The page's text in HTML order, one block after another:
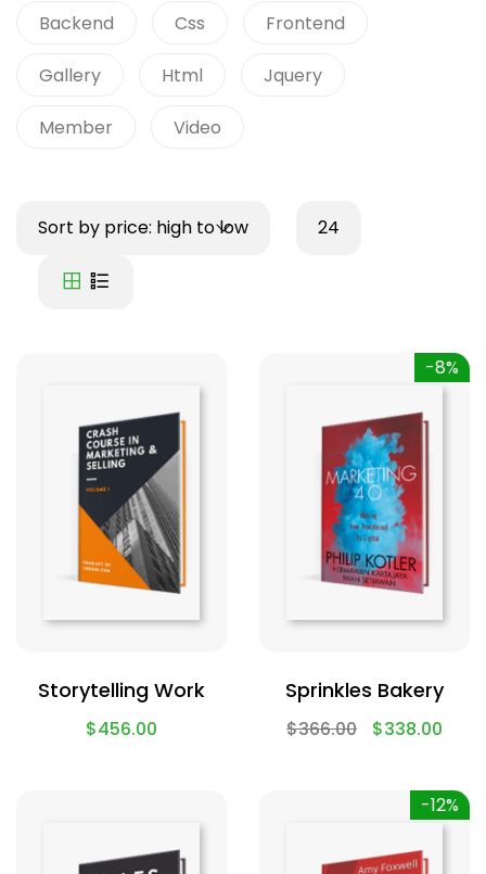
Backend Css Frontend
Gallery Html Jquery
Member Video
Sort by price: high to low 24
Storytelling Work
$456.00
-8%
Sprinkles Bakery
$366.00 $338.00
-12%